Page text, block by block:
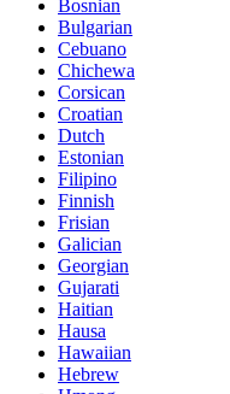
Bosnian
Bulgarian
Cebuano
Chichewa
Corsican
Croatian
Dutch
Estonian
Filipino
Finnish
Frisian
Galician
Georgian
Gujarati
Haitian
Hausa
Hawaiian
Hebrew